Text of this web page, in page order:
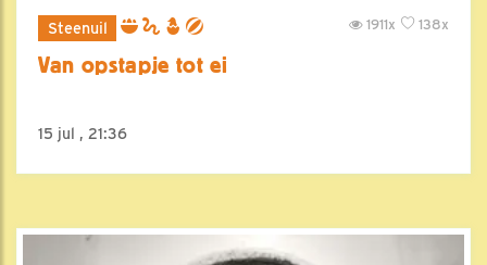
Steenuil 138x
1911x
Van opstapje tot ei
15 jul , 21:36